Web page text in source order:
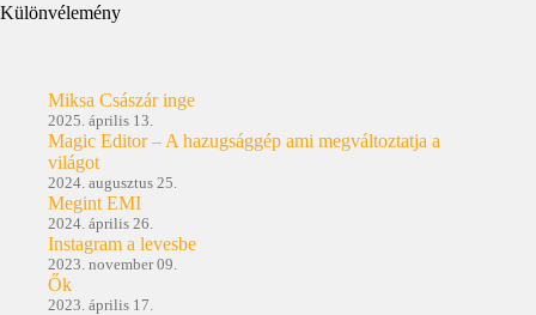
Különvélemény
Miksa Császár inge
2025. április 13.
Magic Editor – A hazugsággép ami megváltoztatja a
világot
2024. augusztus 25.
Megint EMI
2024. április 26.
Instagram a levesbe
2023. november 09.
Ők
2023. április 17.